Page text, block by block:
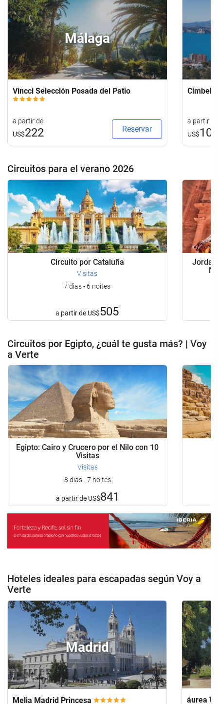
Málaga
Vincci Selección Posada del Patio
a partir de
US$222 Reservar
Cimbel
a partir de
US$107
Circuitos para el verano 2026
Circuito por Cataluña
Visitas
7 dias - 6 noites
a partir de US$505
Circuitos por Egipto, ¿cuál te gusta más? | Voy
a Verte
Egipto: Cairo y Crucero por el Nilo con 10
Visitas
Visitas
8 dias - 7 noites
a partir de US$841
Hoteles ideales para escapadas según Voy a
Verte
Madrid
Melia Madrid Princesa
áurea